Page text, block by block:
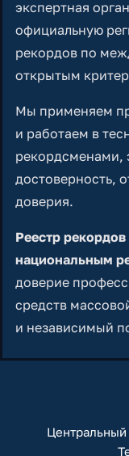
экспертная
официальную
рекордов по
открытым
Мы применяем
и работаем в
рекордсменами,
достоверность,
доверия.
Реестр
национальным
доверие
средств
и независимый